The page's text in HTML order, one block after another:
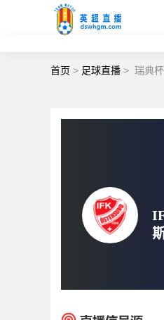
首页 > 足球直播 > 瑞典